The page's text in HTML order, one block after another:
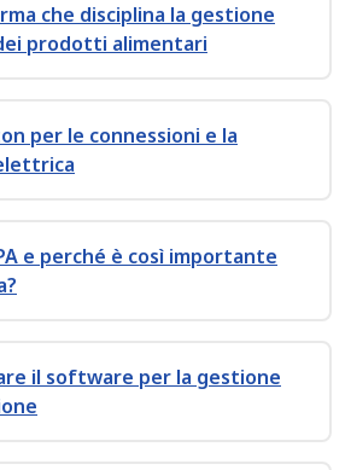
che disciplina la gestione
prodotti alimentari
per le connessioni e la
e perché è così importante
il software per la gestione